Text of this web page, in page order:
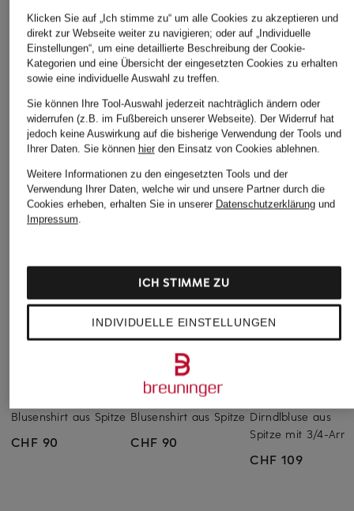
Blusenshirt aus Spitze
CHF 90
darling harbour
Blusenshirt aus Spitze
CHF 90
Dirndlbluse aus
Spitze mit 3/4-Arm
CHF 109
Klicken Sie auf „Ich stimme zu“ um alle Cookies zu akzeptieren und
direkt zur Webseite weiter zu navigieren; oder auf „Individuelle
Einstellungen“, um eine detaillierte Beschreibung der Cookie-
Kategorien und eine Übersicht der eingesetzten Cookies zu erhalten
sowie eine individuelle Auswahl zu treffen.
Sie können Ihre Tool-Auswahl jederzeit nachträglich ändern oder
widerrufen (z.B. im Fußbereich unserer Webseite). Der Widerruf hat
jedoch keine Auswirkung auf die bisherige Verwendung der Tools und
Ihrer Daten. Sie können hierden Einsatz von Cookies ablehnen.
Weitere Informationen zu den eingesetzten Tools und der
Verwendung Ihrer Daten, welche wir und unsere Partner durch die
Cookies erheben, erhalten Sie in unserer Datenschutzerklärungund
Impressum.
INDIVIDUELLE EINSTELLUNGEN
ICH STIMME ZU